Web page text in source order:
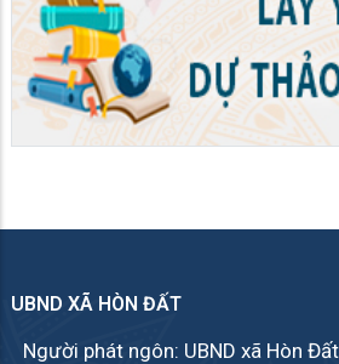
UBND XÃ HÒN ĐẤT
Người phát ngôn: UBND xã Hòn Đất